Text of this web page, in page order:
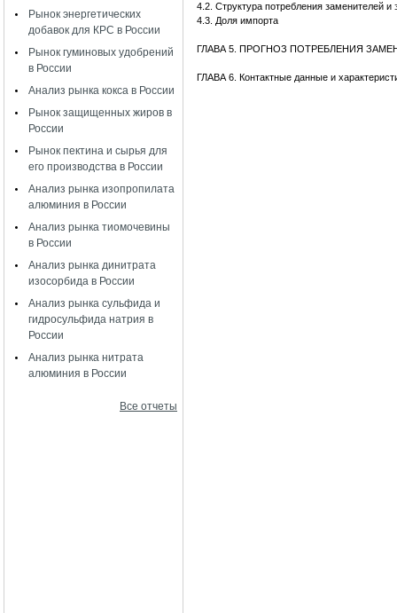
Рынок энергетических
добавок для КРС в России
Рынок гуминовых удобрений
в России
Анализ рынка кокса в России
Рынок защищенных жиров в
России
Рынок пектина и сырья для
его производства в России
Анализ рынка изопропилата
алюминия в России
Анализ рынка тиомочевины
в России
Анализ рынка динитрата
изосорбида в России
Анализ рынка сульфида и
гидросульфида натрия в
России
Анализ рынка нитрата
алюминия в России
Все отчеты
4.2. Структура потребления заменителей и
4.3. Доля импорта
ГЛАВА 5. ПРОГНОЗ ПОТРЕБЛЕНИЯ
ГЛАВА 6. Контактные данные и